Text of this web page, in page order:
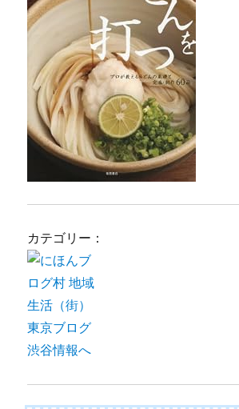
カテゴリー：